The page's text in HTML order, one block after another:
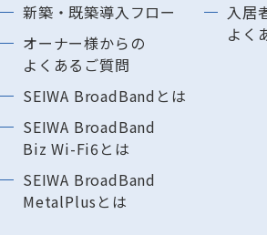
新築・既築導⼊フロー
オーナー様からの
よくあるご質問
SEIWA BroadBandとは
SEIWA BroadBand
Biz Wi-Fi6とは
SEIWA BroadBand
MetalPlusとは
入居
よく